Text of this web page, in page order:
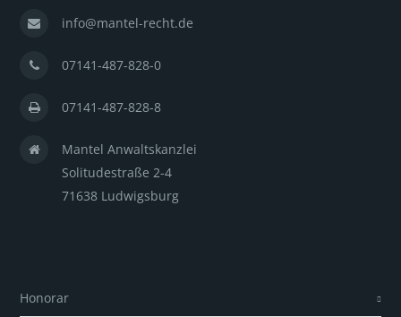
info@mantel-recht.de
07141-487-828-0
07141-487-828-8
Mantel Anwaltskanzlei
Solitudestraße 2-4
71638 Ludwigsburg
Honorar